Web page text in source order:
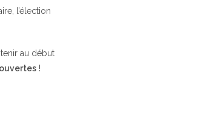
l’élection
au début
!